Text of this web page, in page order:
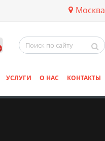
Москва
УСЛУГИ О НАС КОНТАКТЫ